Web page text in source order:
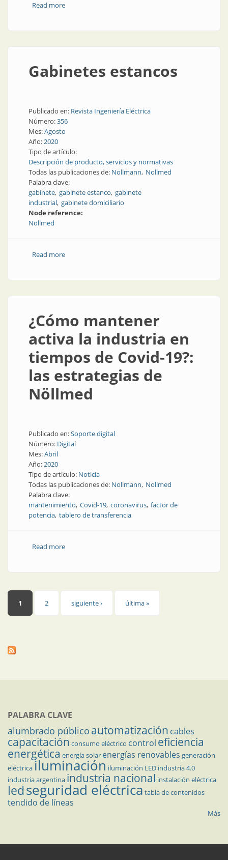
Read moreabout Nuevos shelters de extrema resistencia
Gabinetes estancos
Publicado en: Revista Ingeniería Eléctrica
Número:356
Mes:Agosto
Año:2020
Tipo de artículo:
Descripción de producto, servicios y normativas
Todas las publicaciones de: Nollmann Nollmed
Palabra clave:
gabinete gabinete estanco gabinete
industrial gabinete domiciliario
Node reference:
Nöllmed
Read moreabout Gabinetes estancos
¿Cómo mantener
activa la industria en
tiempos de Covid-19?:
las estrategias de
Nöllmed
Publicado en:Soporte digital
Número: Digital
Mes:Abril
Año:2020
Tipo de artículo: Noticia
Todas las publicaciones de: Nollmann Nollmed
Palabra clave:
mantenimiento Covid-19 coronavirus factor de
potencia tablero de transferencia
Read moreabout ¿Cómo mantener activa la industria en tiempos
Páginas
1 2 siguiente › última »
PALABRA CLAVE
alumbrado público automatización cables
capacitación consumo eléctrico control eficiencia
energética energía solar energías renovables generación
eléctricailuminación iluminación LED industria 4.0
industria argentina industria nacional instalación eléctrica
ledseguridad eléctrica tabla de contenidos
tendido de líneas
Más